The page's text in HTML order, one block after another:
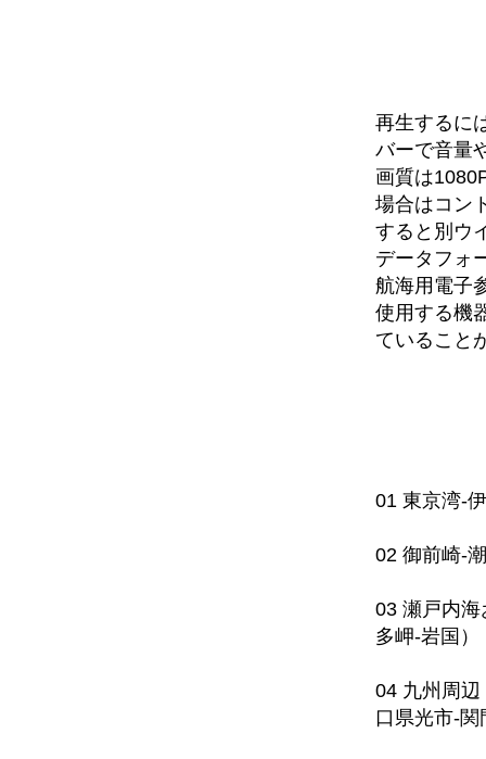
再生するに
バーで音量
画質は
場合はコン
すると別ウ
データフォ
航海用電子
使用する機
ていること
01 東京湾-
02 御前崎-
03 瀬戸内
多岬-岩国）
04 九州周
口県光市-